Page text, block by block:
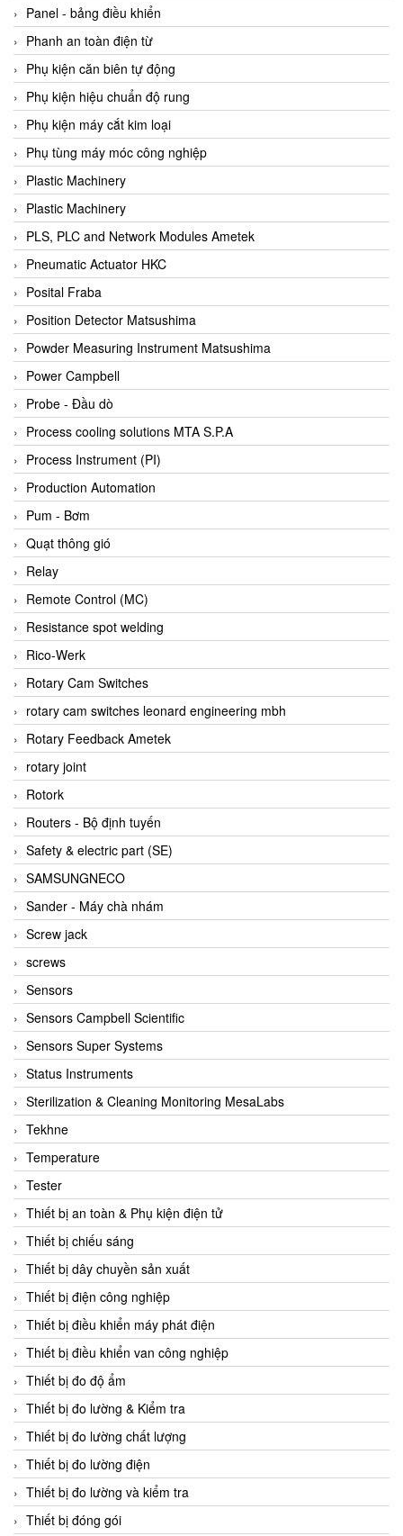
BEKO
Belimo
Benetech Vietnam
Bently Nevada
Bentone Vietnam
Bernstein Vietnam
Berthold
Bestech
Bestech
BETA
Bifold
Bihl+wiedemann
Bihl+wiedemann
Bilz
Binder Connector
Biotech
BirdX Vietnam
BK Vibro
Black Box
BlackBox Vietnam
BLAGDON PUMP
Bloom Engineering
Boneng
Bopp & Reuther Messtechnik
Bosch
Boydcorp
BRAUN Vietnam
Brinkmann Pumpen
BRONKHORST
Brook Instrument
Brooks Instrument Vietnam
Buhler
BURLING INSTRUMENTS
Burster
BUSCHJOST
Calectro
Campbell Scientific
Canneed Vietnam
Cantoni
CAPS
CAREL Parts
CCS
CD Automation
CEAG Sicherheitst
CEIA Vietnam
Celduc Vietnam
Cemb
Centec GmbH
CEQUBE
CHAUVIN ARNOUX
Checkline
Chino
Chiyoda Seiki
Chiyoda-Tsusho
Chongqing Huaneng
Panel - bảng điều khiển
Phanh an toàn điện từ
Phụ kiện căn biên tự động
Phụ kiện hiệu chuẩn độ rung
Phụ kiện máy cắt kim loại
Phụ tùng máy móc công nghiệp
Plastic Machinery
Plastic Machinery
PLS, PLC and Network Modules Ametek
Pneumatic Actuator HKC
Posital Fraba
Position Detector Matsushima
Powder Measuring Instrument Matsushima
Power Campbell
Probe - Đầu dò
Process cooling solutions MTA S.P.A
Process Instrument (PI)
Production Automation
Pum - Bơm
Quạt thông gió
Relay
Remote Control (MC)
Resistance spot welding
Rico-Werk
Rotary Cam Switches
rotary cam switches leonard engineering mbh
Rotary Feedback Ametek
rotary joint
Rotork
Routers - Bộ định tuyến
Safety & electric part (SE)
SAMSUNGNECO
Sander - Máy chà nhám
Screw jack
screws
Sensors
Sensors Campbell Scientific
Sensors Super Systems
Status Instruments
Sterilization & Cleaning Monitoring MesaLabs
Tekhne
Temperature
Tester
Thiết bị an toàn & Phụ kiện điện tử
Thiết bị chiếu sáng
Thiết bị dây chuyền sản xuất
Thiết bị điện công nghiệp
Thiết bị điều khiển máy phát điện
Thiết bị điều khiển van công nghiệp
Thiết bị đo độ ẩm
Thiết bị đo lường & Kiểm tra
Thiết bị đo lường chất lượng
Thiết bị đo lường điện
Thiết bị đo lường và kiểm tra
Thiết bị đóng gói